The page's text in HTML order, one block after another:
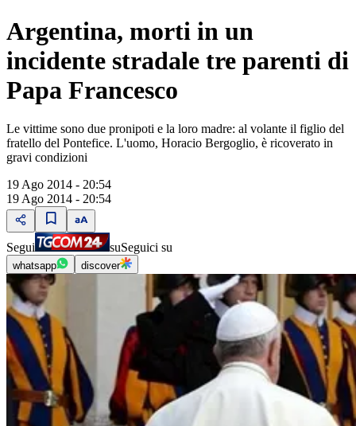
Argentina, morti in un
incidente stradale tre parenti di
Papa Francesco
Le vittime sono due pronipoti e la loro madre: al volante il figlio del
fratello del Pontefice. L'uomo, Horacio Bergoglio, è ricoverato in
gravi condizioni
19 Ago 2014 - 20:54
19 Ago 2014 - 20:54
Segui suSeguici su
whatsapp discover